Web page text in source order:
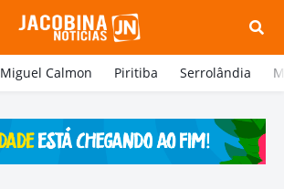
Miguel Calmon Piritiba Serrolândia